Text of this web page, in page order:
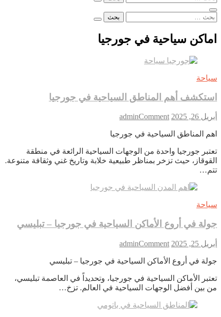
البحث
اماكن سياحية في جورجيا
سياحة
استكشف أهم المناطق السياحية في جورجيا
أبريل 26, 2025 adminComment
on
أهم
السياحية
في
اهم المناطق السياحية في جورجيا
تعتبر جورجيا واحدة من الوجهات السياحية الرائعة في منطقة
القوقاز، حيث تزخر بمناظر طبيعية خلابة وتاريخ غني وثقافة متنوعة.
تتم…
سياحة
جولة في أروع الأماكن السياحية في جورجيا – تبليسي
أبريل 25, 2025 adminComment
on
في
الأماكن
السياحية
جورجيا
جولة في أروع الأماكن السياحية في جورجيا – تبليسي
تعتبر الأماكن السياحية في جورجيا، وتحديداً في العاصمة تبليسي،
من بين أفضل الوجهات السياحية في العالم. تزخ…